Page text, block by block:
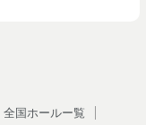
全国ホールー覧